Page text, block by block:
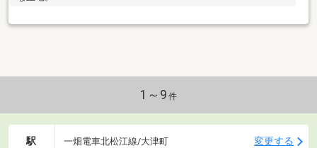
1～9 件
駅 一畑電車北松江線/大津町 変更する